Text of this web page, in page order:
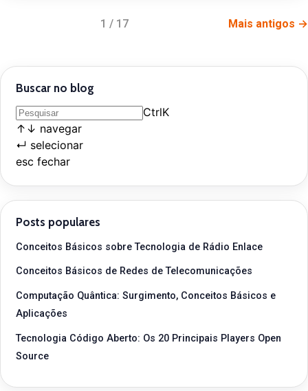
1 / 17 Mais antigos →
Buscar no blog
CtrlK
↑ ↓ navegar
↵ selecionar
esc fechar
Posts populares
Conceitos Básicos sobre Tecnologia de Rádio Enlace
Conceitos Básicos de Redes de Telecomunicações
Computação Quântica: Surgimento, Conceitos Básicos e
Aplicações
Tecnologia Código Aberto: Os 20 Principais Players Open
Source